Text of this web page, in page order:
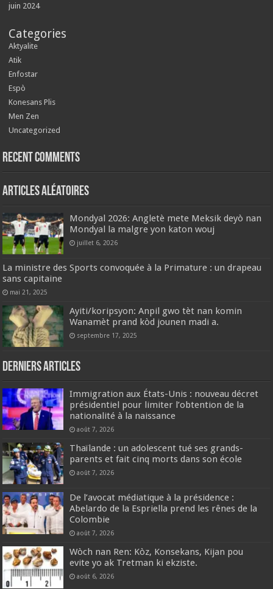
juin 2024
Categories
Aktyalite
Atik
Enfostar
Espò
Konesans Plis
Men Zen
Uncategorized
Recent Comments
Articles aléatoires
Mondyal 2026: Angletè mete Meksik deyò nan
Mondyal la malgre yon katon wouj
juillet 6, 2026
La ministre des Sports convoquée à la Primature : un drapeau
sans capitaine
mai 21, 2025
Ayiti/koripsyon: Anpil gwo tèt nan komin
Wanamèt prand kòd jounen madi a.
septembre 17, 2025
Derniers articles
Immigration aux États-Unis : nouveau décret
présidentiel pour limiter l’obtention de la
nationalité à la naissance
août 7, 2026
Thaïlande : un adolescent tué ses grands-
parents et fait cinq morts dans son école
août 7, 2026
De l’avocat médiatique à la présidence :
Abelardo de la Espriella prend les rênes de la
Colombie
août 7, 2026
Wòch nan Ren: Kòz, Konsekans, Kijan pou
evite yo ak Tretman ki ekziste.
août 6, 2026